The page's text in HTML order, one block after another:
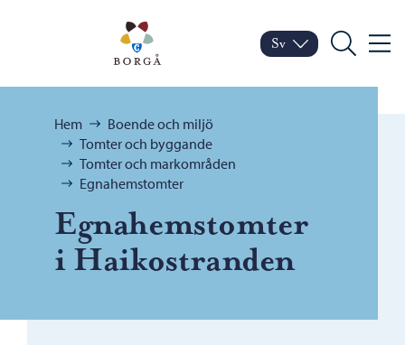
Porvoo – Gå till
Byt språk
Nuvarande språk:
Sv
Sök Meny
Bläddra:
Hem
Boende och miljö
Tomter och byggande
Tomter och markområden
Egnahemstomter
Egnahemstomter
i Haikostranden